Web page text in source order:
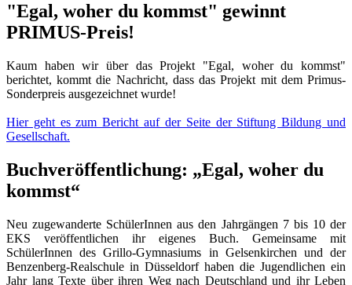
"Egal, woher du kommst" gewinnt
PRIMUS-Preis!
Kaum haben wir über das Projekt "Egal, woher du kommst"
berichtet, kommt die Nachricht, dass das Projekt mit dem Primus-
Sonderpreis ausgezeichnet wurde!
Hier geht es zum Bericht auf der Seite der Stiftung Bildung und
Gesellschaft.
Buchveröffentlichung: „Egal, woher du
kommst“
Neu zugewanderte SchülerInnen aus den Jahrgängen 7 bis 10 der
EKS veröffentlichen ihr eigenes Buch. Gemeinsame mit
SchülerInnen des Grillo-Gymnasiums in Gelsenkirchen und der
Benzenberg-Realschule in Düsseldorf haben die Jugendlichen ein
Jahr lang Texte über ihren Weg nach Deutschland und ihr Leben